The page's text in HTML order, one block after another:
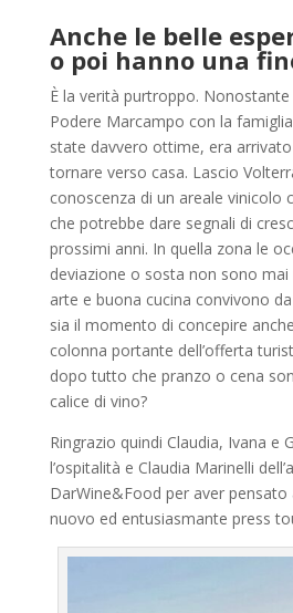
Anche le belle
o poi hanno una
È la verità purtroppo.
Podere Marcampo con la
state davvero ottime, era
tornare verso casa. Lascio
conoscenza di un areale vinicolo
che potrebbe dare segnali di
prossimi anni. In quella zona le
deviazione o sosta non sono
arte e buona cucina convivono
sia il momento di concepire
colonna portante dell’offerta
dopo tutto che pranzo o cena
calice di vino?
Ringrazio quindi Claudia, Ivana e
l’ospitalità e Claudia Marinelli
DarWine&Food per aver
nuovo ed entusiasmante press